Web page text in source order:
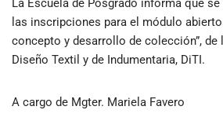
La Escuela de Posgrado informa que
las inscripciones para el módulo abierto
concepto y desarrollo de colección”, de
Diseño Textil y de Indumentaria, DiTI.
A cargo de Mgter. Mariela Favero